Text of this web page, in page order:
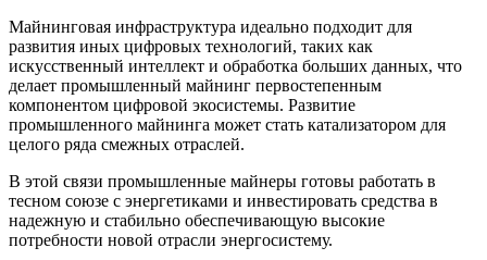
Майнинговая инфраструктура идеально подходит для
развития иных цифровых технологий, таких как
искусственный интеллект и обработка больших данных, что
делает промышленный майнинг первостепенным
компонентом цифровой экосистемы. Развитие
промышленного майнинга может стать катализатором для
целого ряда смежных отраслей.
В этой связи промышленные майнеры готовы работать в
тесном союзе с энергетиками и инвестировать средства в
надежную и стабильно обеспечивающую высокие
потребности новой отрасли энергосистему.